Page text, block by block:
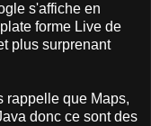
s'affiche en
forme Live de
plus surprenant
rappelle que Maps,
donc ce sont des